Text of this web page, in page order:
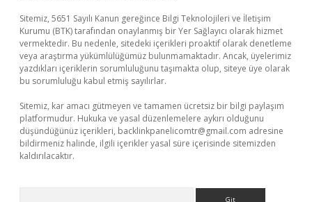
Sitemiz, 5651 Sayılı Kanun gereğince Bilgi Teknolojileri ve İletişim
Kurumu (BTK) tarafından onaylanmış bir Yer Sağlayıcı olarak hizmet
vermektedir. Bu nedenle, sitedeki içerikleri proaktif olarak denetleme
veya araştırma yükümlülüğümüz bulunmamaktadır. Ancak, üyelerimiz
yazdıkları içeriklerin sorumluluğunu taşımakta olup, siteye üye olarak
bu sorumluluğu kabul etmiş sayılırlar.
Sitemiz, kar amacı gütmeyen ve tamamen ücretsiz bir bilgi paylaşım
platformudur. Hukuka ve yasal düzenlemelere aykırı olduğunu
düşündüğünüz içerikleri, backlinkpanelicomtr@gmail.com adresine
bildirmeniz halinde, ilgili içerikler yasal süre içerisinde sitemizden
kaldırılacaktır.